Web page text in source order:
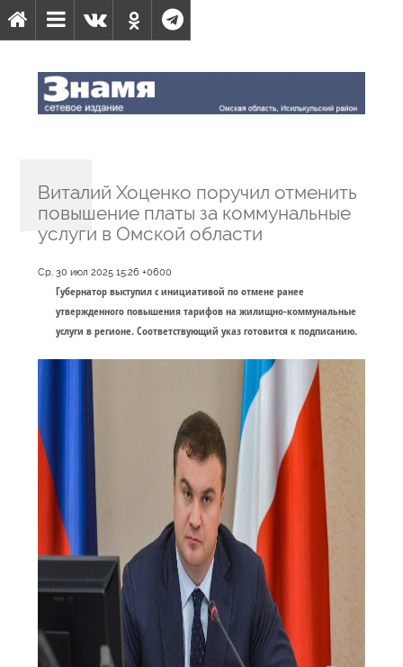
Виталий Хоценко поручил отменить
повышение платы за коммунальные
услуги в Омской области
Ср, 30 июл 2025 15:26 +0600
Губернатор выступил с инициативой по отмене ранее
утвержденного повышения тарифов на жилищно-коммунальные
услуги в регионе. Соответствующий указ готовится к подписанию.